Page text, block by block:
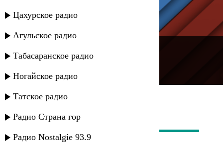
Цахурское радио
Агульское радио
Табасаранское радио
Ногайское радио
Татское радио
Радио Страна гор
Радио Nostalgie 93.9
---
Русское радио